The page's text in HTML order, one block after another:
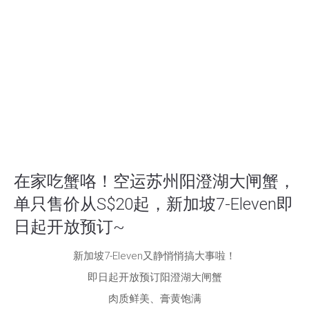
在家吃蟹咯！空运苏州阳澄湖大闸蟹，
单只售价从S$20起，新加坡7-Eleven即
日起开放预订~
新加坡7-Eleven又静悄悄搞大事啦！
即日起开放预订阳澄湖大闸蟹
肉质鲜美、膏黄饱满